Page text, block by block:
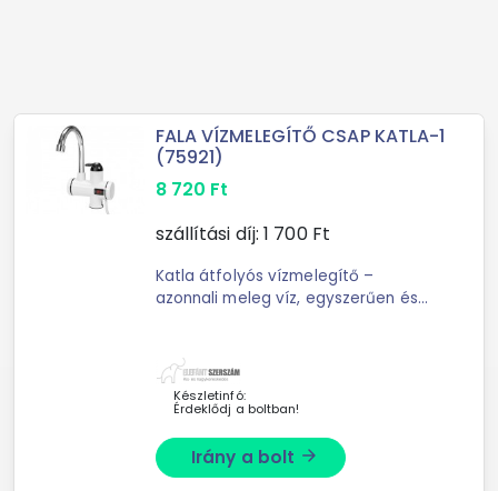
FALA VÍZMELEGÍTŐ CSAP KATLA-1
(75921)
8 720 Ft
szállítási díj: 1 700Ft
Katla átfolyós vízmelegítő –
azonnali meleg víz, egyszerűen és
megoldást kínál ott, ahol nincs ...
Készletinfó:
Érdeklődj a boltban!
Irány a bolt arrow_forward